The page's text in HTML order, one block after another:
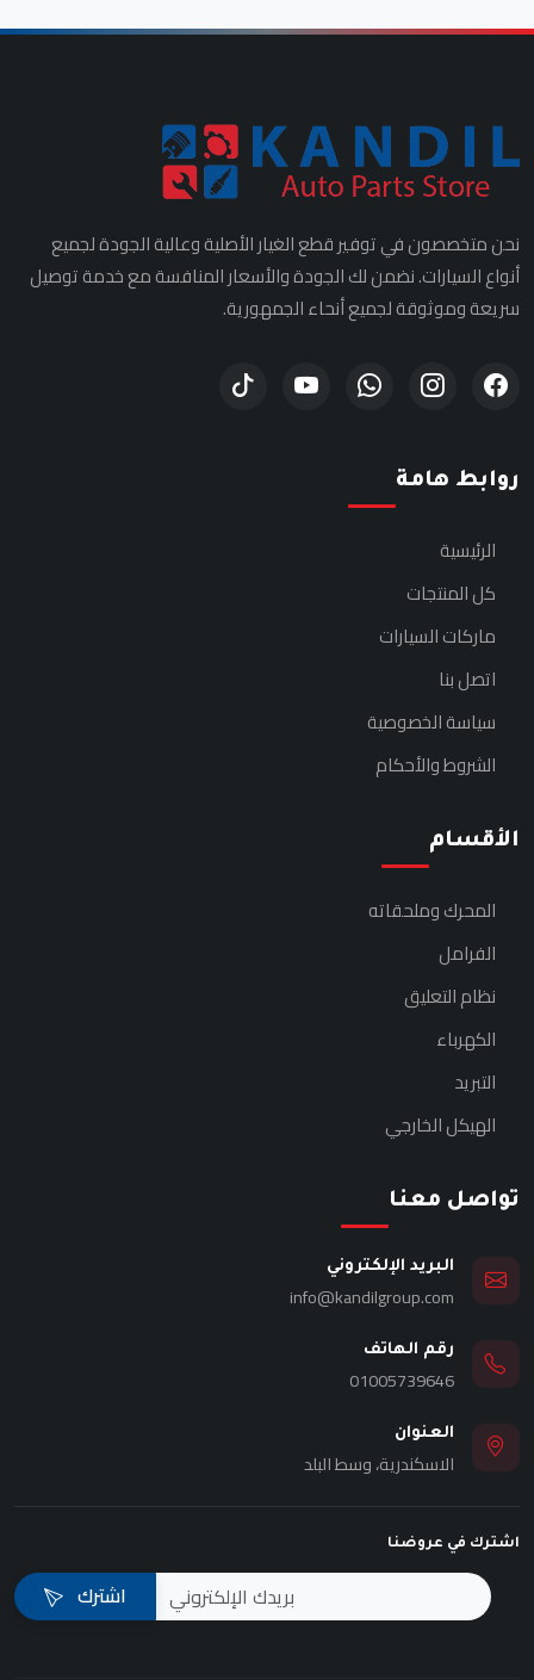
نحن متخصصون في توفير قطع الغيار الأصلية وعالية الجودة لجميع
أنواع السيارات. نضمن لك الجودة والأسعار المنافسة مع خدمة توصيل
سريعة وموثوقة لجميع أنحاء الجمهورية.
روابط هامة
الرئيسية
كل المنتجات
ماركات السيارات
اتصل بنا
سياسة الخصوصية
الشروط والأحكام
الأقسام
المحرك وملحقاته
الفرامل
نظام التعليق
الكهرباء
التبريد
الهيكل الخارجي
تواصل معنا
البريد الإلكتروني
info@kandilgroup.com
رقم الهاتف
01005739646
العنوان
الاسكندرية، وسط البلد
اشترك في عروضنا
اشترك